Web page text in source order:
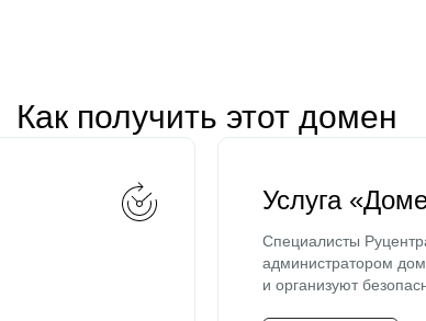
Как получить этот домен
Услуга
Специалисты
администратором
и организуют